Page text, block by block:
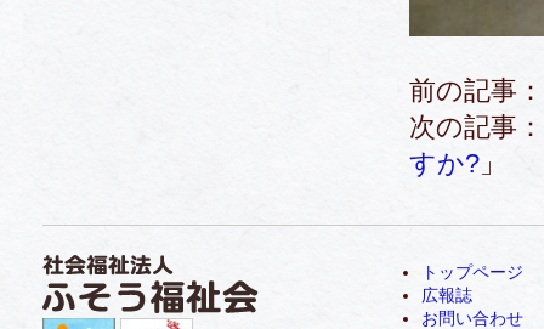
前の記事
次の記事
すか? 」
トップページ
広報誌
お問い合わせ